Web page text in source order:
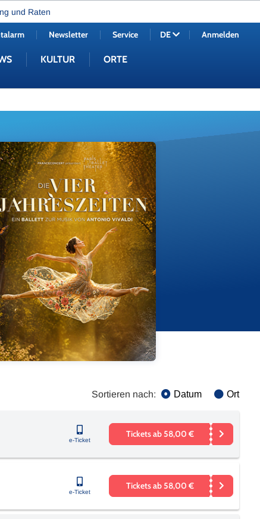
und Raten
KULTUR ORTE
Newsletter Service DE Anmelden
Sortieren nach: Datum Ort
e-Ticket
Tickets ab 58,00 €
e-Ticket
Tickets ab 58,00 €